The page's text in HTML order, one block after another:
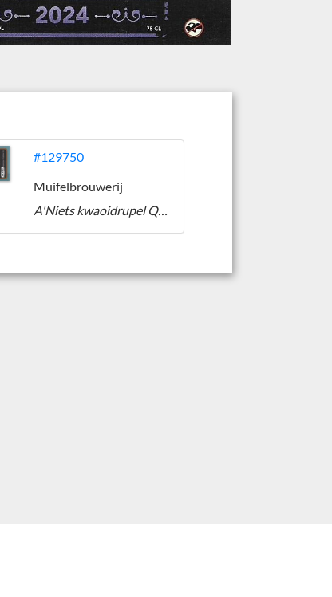
#129750
Muifelbrouwerij
A'Niets kwaoidrupel Quadrupel